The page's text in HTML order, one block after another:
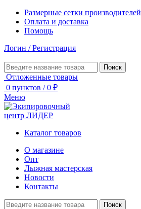
Размерные сетки производителей
Оплата и доставка
Помощь
Логин / Регистрация
Поиск
Отложенные товары
0 пунктов / 0 ₽
Меню
Каталог товаров
О магазине
Опт
Лыжная мастерская
Новости
Контакты
Поиск